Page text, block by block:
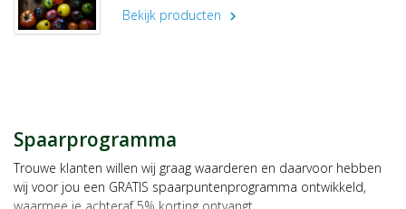
Bekijk producten chevron_right
Spaarprogramma
Trouwe klanten willen wij graag waarderen en daarvoor hebben
wij voor jou een GRATIS spaarpuntenprogramma ontwikkeld,